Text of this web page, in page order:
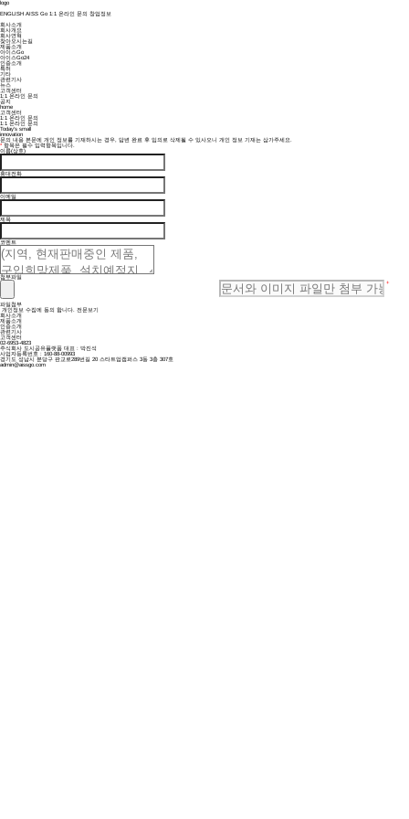
logo
ENGLISH AISS Go 1:1 온라인 문의 창업정보
회사소개
회사개요
회사연혁
찾아오시는길
제품소개
아이스Go
아이스Go24
인증소개
특허
기타
관련기사
뉴스
고객센터
1:1 온라인 문의
공지
home
고객센터
1:1 온라인 문의
1:1 온라인 문의
Today's small
innovation
문의 내용 본문에 개인 정보를 기재하시는 경우, 답변 완료 후 임의로 삭제될 수 있사오니 개인 정보 기재는 삼가주세요.
* 항목은 필수 입력항목입니다.
이름(상호)
휴대전화
이메일
제목
코멘트
첨부파일
+
파일첨부
개인정보 수집에 동의 합니다.
전문보기
회사소개
제품소개
인증소개
관련기사
고객센터
02-6953-4823
주식회사 도시공유플랫폼 대표 : 박진석
사업자등록번호 : 160-88-00993
경기도 성남시 분당구 판교로289번길 20 스타트업캠퍼스 3동 3층 307호
admin@aissgo.com